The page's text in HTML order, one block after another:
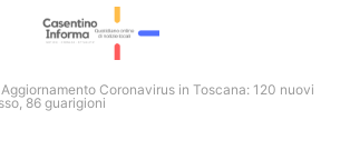
Aggiornamento Coronavirus in Toscana: 120 nuovi
86 guarigioni